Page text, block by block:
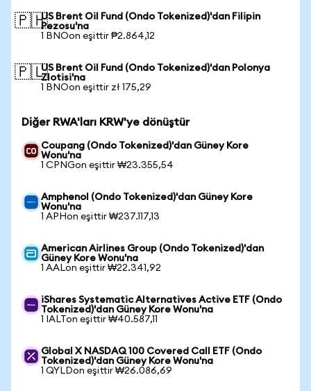
🇵🇭US Brent Oil Fund (Ondo Tokenized)'dan Filipin
Pezosu'na
1 BNOon eşittir ₱2.864,12
🇵🇱US Brent Oil Fund (Ondo Tokenized)'dan Polonya
Zlotisi'na
1 BNOon eşittir zł 175,29
Diğer RWA'ları KRW'ye dönüştür
Coupang (Ondo Tokenized)'dan Güney Kore
Wonu'na
1 CPNGon eşittir ₩23.355,54
Amphenol (Ondo Tokenized)'dan Güney Kore
Wonu'na
1 APHon eşittir ₩237.117,13
American Airlines Group (Ondo Tokenized)'dan
Güney Kore Wonu'na
1 AALon eşittir ₩22.341,92
iShares Systematic Alternatives Active ETF (Ondo
Tokenized)'dan Güney Kore Wonu'na
1 IALTon eşittir ₩40.587,11
Global X NASDAQ 100 Covered Call ETF (Ondo
Tokenized)'dan Güney Kore Wonu'na
1 QYLDon eşittir ₩26.086,69